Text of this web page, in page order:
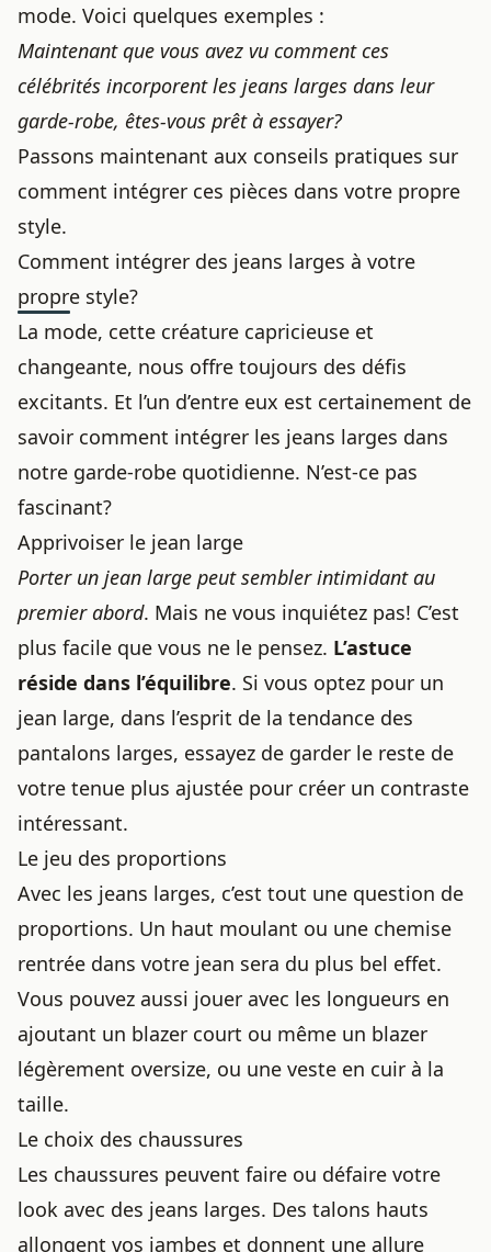
mode. Voici quelques exemples :
Maintenant que vous avez vu comment ces
célébrités incorporent les jeans larges dans leur
garde-robe, êtes-vous prêt à essayer?
Passons maintenant aux conseils pratiques sur
comment intégrer ces pièces dans votre propre
style.
Comment intégrer des jeans larges à votre
propre style?
La mode, cette créature capricieuse et
changeante, nous offre toujours des défis
excitants. Et l’un d’entre eux est certainement de
savoir comment intégrer les jeans larges dans
notre garde-robe quotidienne. N’est-ce pas
fascinant?
Apprivoiser le jean large
Porter un jean large peut sembler intimidant au
premier abord. Mais ne vous inquiétez pas! C’est
plus facile que vous ne le pensez. L’astuce
réside dans l’équilibre. Si vous optez pour un
jean large, dans l’esprit de la tendance des
pantalons larges, essayez de garder le reste de
votre tenue plus ajustée pour créer un contraste
intéressant.
Le jeu des proportions
Avec les jeans larges, c’est tout une question de
proportions. Un haut moulant ou une chemise
rentrée dans votre jean sera du plus bel effet.
Vous pouvez aussi jouer avec les longueurs en
ajoutant un blazer court ou même un blazer
légèrement oversize, ou une veste en cuir à la
taille.
Le choix des chaussures
Les chaussures peuvent faire ou défaire votre
look avec des jeans larges. Des talons hauts
allongent vos jambes et donnent une allure